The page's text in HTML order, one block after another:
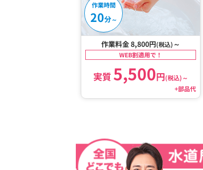
作業時間
20分～
作業料金 8,800円(税込) ～
WEB割適用で！
実質 5,500円(税込)～
+部品代